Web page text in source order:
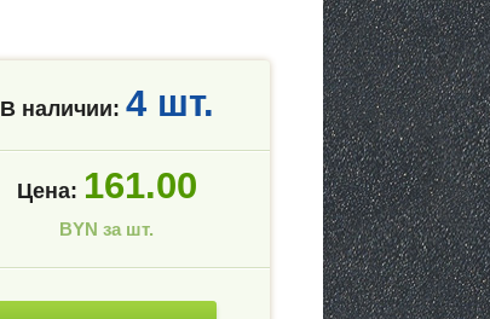
В наличии: 4 шт.
Цена: 161.00
BYN за шт.